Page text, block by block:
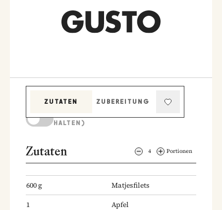
ZUTATEN
ZUBEREITUNG
HALTEN)
Zutaten 4 Portionen
600g
Matjesfilets
1
Apfel